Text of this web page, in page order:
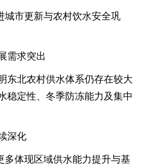
城市更新与农村饮水安全巩
需求突出
东北农村供水体系仍存在较大
稳定性、冬季防冻能力及集中
深化
多体现区域供水能力提升与基